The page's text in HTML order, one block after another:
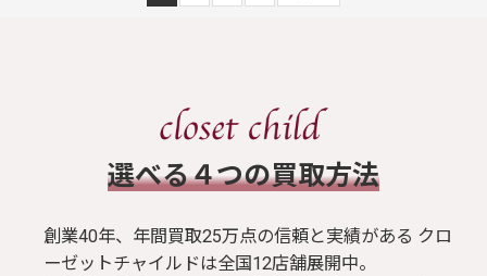
​選べる４つの買取方法
創業40年、年間買取25万点の信頼と実績がある クロ
ーゼットチャイルドは全国12店舗展開中。